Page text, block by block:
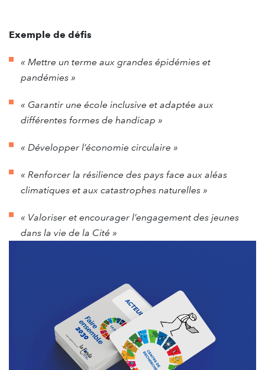
Exemple de défis
« Mettre un terme aux grandes épidémies et
pandémies »
« Garantir une école inclusive et adaptée aux
différentes formes de handicap »
« Développer l’économie circulaire »
« Renforcer la résilience des pays face aux aléas
climatiques et aux catastrophes naturelles »
« Valoriser et encourager l’engagement des jeunes
dans la vie de la Cité »